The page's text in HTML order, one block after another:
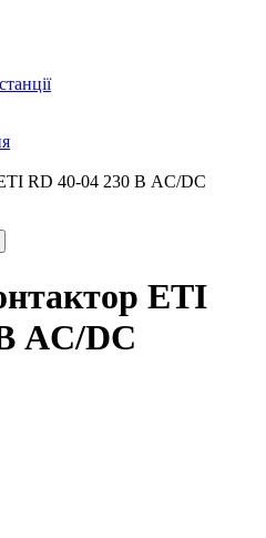
RD 40-04 230 В AC/DC
ETI
AC/DC